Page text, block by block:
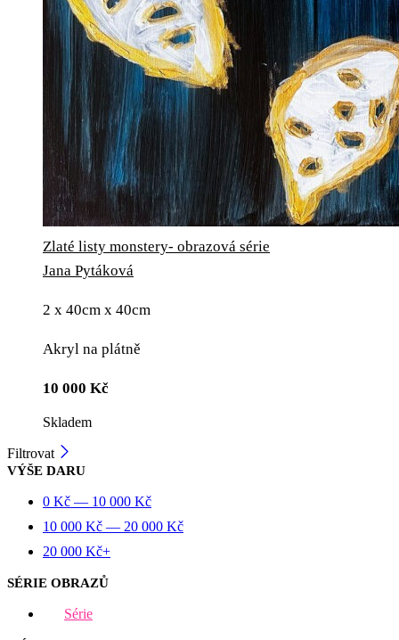
Zlaté listy monstery- obrazová série
Jana Pytáková
2 x 40cm x 40cm
Akryl na plátně
10 000 Kč
Skladem
Filtrovat
VÝŠE DARU
0 Kč — 10 000 Kč
10 000 Kč — 20 000 Kč
20 000 Kč+
SÉRIE OBRAZŮ
Série